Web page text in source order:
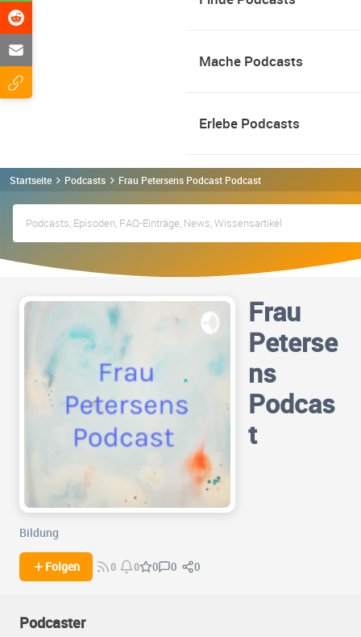
Mache Podcasts
Erlebe Podcasts
Startseite Podcasts Frau Petersens Podcast Podcast
Frau
Peterse
ns
Podcas
t
Bildung
Folgen 0 0 0 0 0
Podcaster